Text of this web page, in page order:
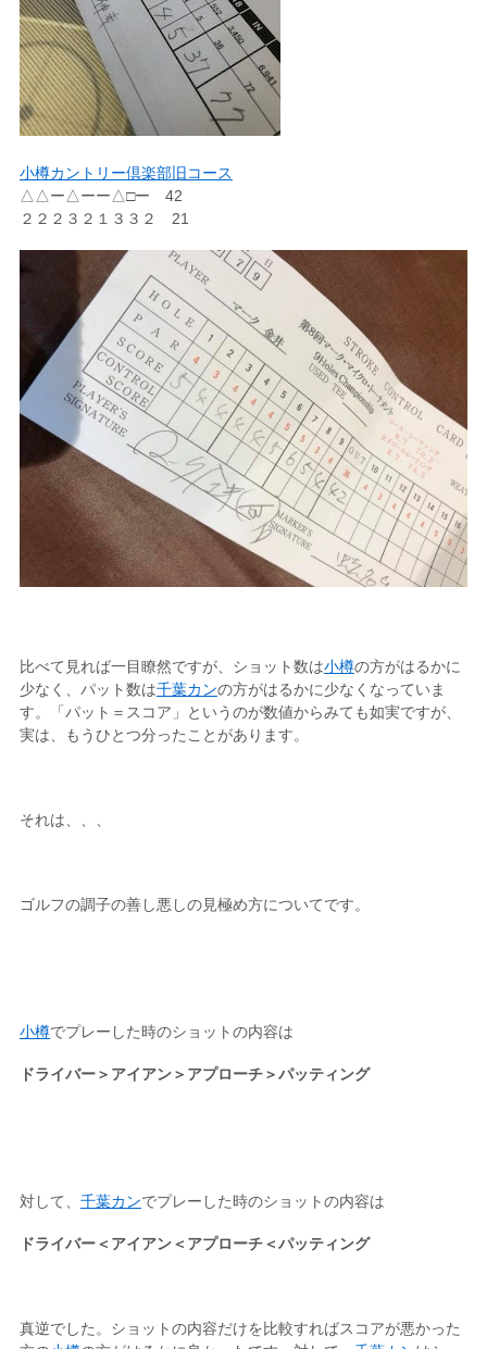
小樽カントリー倶楽部旧コース
△△ー△ーー△□ー 42
２２２３２１３３２ 21
比べて見れば一目瞭然ですが、ショット数は小樽の方がはるかに
少なく、パット数は千葉カンの方がはるかに少なくなっていま
す。「パット＝スコア」というのが数値からみても如実ですが、
実は、もうひとつ分ったことがあります。
それは、、、
ゴルフの調子の善し悪しの見極め方についてです。
小樽でプレーした時のショットの内容は
ドライバー＞アイアン＞アプローチ＞パッティング
対して、 千葉カンでプレーした時のショットの内容は
ドライバー＜アイアン＜アプローチ＜パッティング
真逆でした。ショットの内容だけを比較すればスコアが悪かった